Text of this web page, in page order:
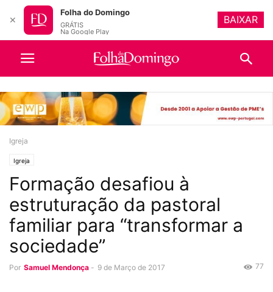
Igreja
Igreja
Formação desafiou à
estruturação da pastoral
familiar para “transformar a
sociedade”
Por Samuel Mendonça - 9 de Março de 2017 77
✕
Folha do Domingo
GRÁTIS
Na Google Play
BAIXAR